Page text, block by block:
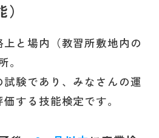
と場内（教習所敷地内の
。
験であり、みなさんの運
する技能検定です。